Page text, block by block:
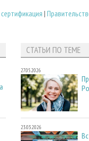
|
СТАТЬИ ПО ТЕМЕ
27.05.2026
23.03.2026